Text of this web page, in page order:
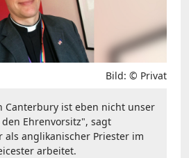
Bild: © Privat
Canterbury ist eben nicht unser
Ehrenvorsitz", sagt
als anglikanischer Priester im
arbeitet.